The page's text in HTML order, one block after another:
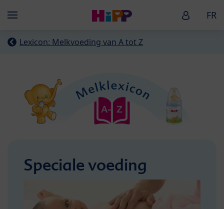
Menü HiPP FR
Lexicon: Melkvoeding van A tot Z
Speciale voeding